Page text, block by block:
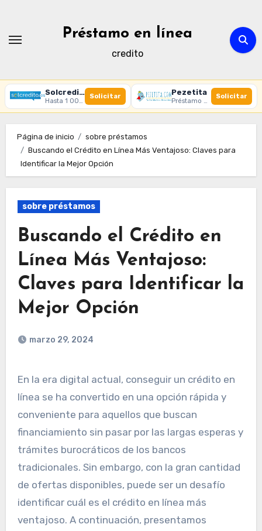
contenido
Préstamo en línea
credito
Solcredito
Hasta 1 000 € · 30 días · 100% online
Solicitar Pezetita
Préstamo online · Aprobación rápida
Solicitar
Página de inicio
sobre préstamos
Buscando el Crédito en Línea Más Ventajoso: Claves para
Identificar la Mejor Opción
sobre préstamos
Buscando el Crédito en
Línea Más Ventajoso:
Claves para Identificar la
Mejor Opción
marzo 29, 2024
En la era digital actual, conseguir un crédito en
línea se ha convertido en una opción rápida y
conveniente para aquellos que buscan
financiamiento sin pasar por las largas esperas y
trámites burocráticos de los bancos
tradicionales. Sin embargo, con la gran cantidad
de ofertas disponibles, puede ser un desafío
identificar cuál es el crédito en línea más
ventajoso. A continuación, presentamos